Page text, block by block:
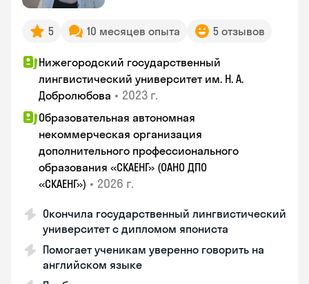
5 10 месяцев опыта 5 отзывов
Нижегородский государственный
лингвистический университет им. Н. А.
Добролюбова • 2023 г.
Образовательная автономная
некоммерческая организация
дополнительного профессионального
образования «СКАЕНГ» (ОАНО ДПО
«СКАЕНГ») • 2026 г.
Окончила государственный лингвистический
университет с дипломом япониста
Помогает ученикам уверенно говорить на
английском языке